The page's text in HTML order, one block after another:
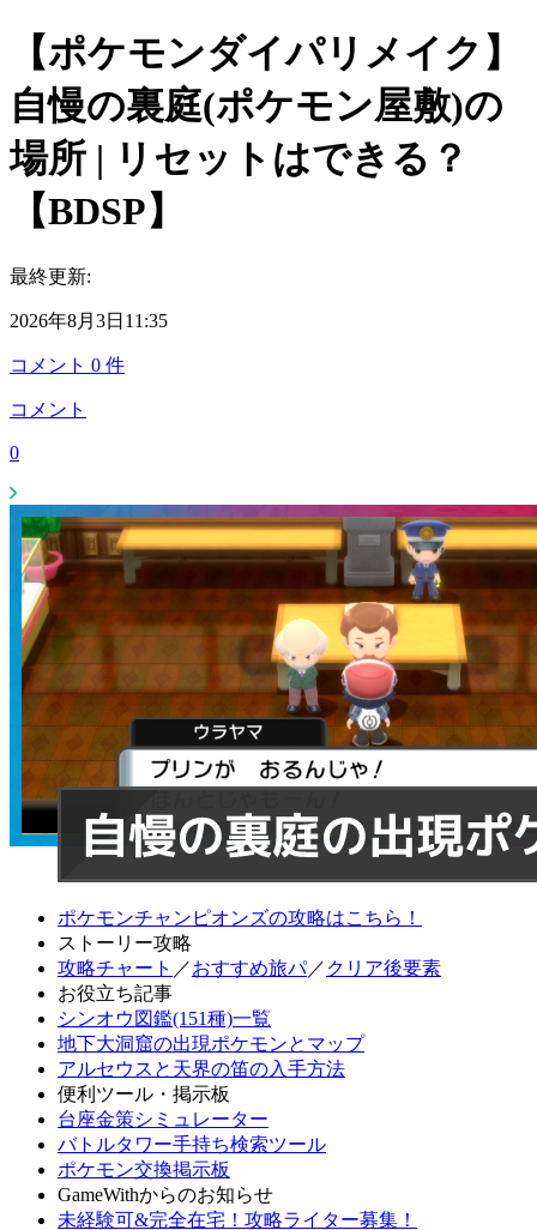
【ポケモンダイパリメイク】
自慢の裏庭(ポケモン屋敷)の
場所 | リセットはできる？
【BDSP】
最終更新:
2026年8月3日11:35
コメント 0 件
コメント
0
ポケモンチャンピオンズの攻略はこちら！
ストーリー攻略
攻略チャート ／おすすめ旅パ／ クリア後要素
お役立ち記事
シンオウ図鑑(151種)一覧
地下大洞窟の出現ポケモンとマップ
アルセウスと天界の笛の入手方法
便利ツール・掲示板
台座金策シミュレーター
バトルタワー手持ち検索ツール
ポケモン交換掲示板
GameWithからのお知らせ
未経験可&完全在宅！攻略ライター募集！